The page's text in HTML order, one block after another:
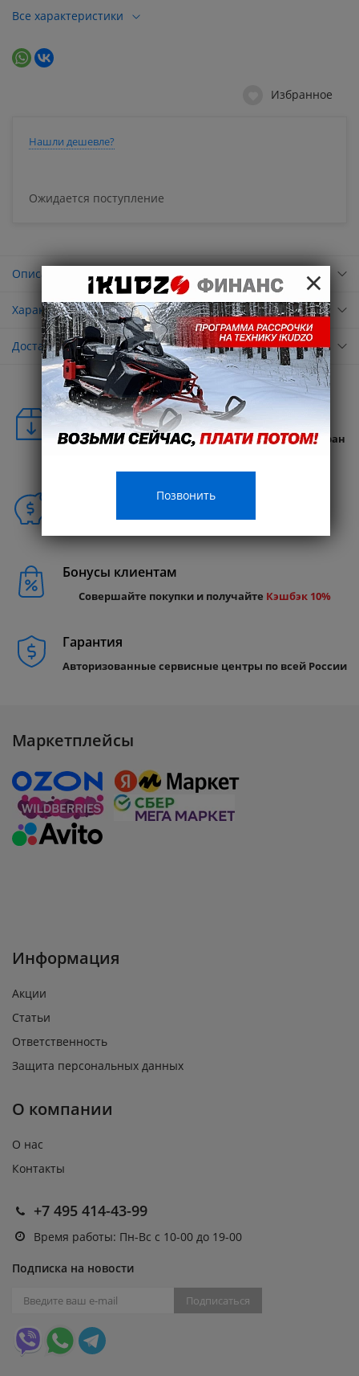
Все характеристики
Избранное
Нашли дешевле?
Ожидается поступление
Описание
Характеристики
Доставка
Удобная доставка
Бесплатная доставка в любую точку России и стран
Способы покупки
Бонусы клиентам
Совершайте покупки и получайте Кэшбэк 10%
Гарантия
Авторизованные сервисные центры по всей России
Маркетплейсы
Информация
Акции
Статьи
Ответственность
Защита персональных данных
О компании
О нас
Контакты
+7 495 414-43-99
Время работы: Пн-Вс с 10-00 до 19-00
Подписка на новости
Подписаться
×
Позвонить